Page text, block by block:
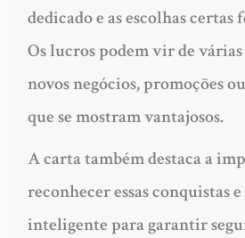
dedicado e as escolhas certas
Os lucros podem vir de
novos negócios, promoções
que se mostram vantajosos.
A carta também destaca a
reconhecer essas conquistas
inteligente para garantir